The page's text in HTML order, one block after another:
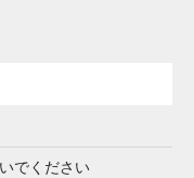
でください